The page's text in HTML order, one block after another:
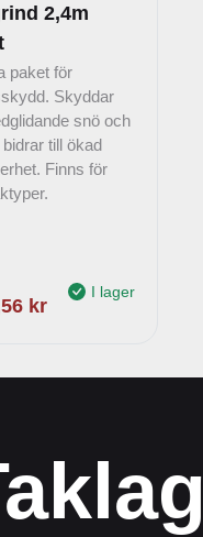
2,4m
paket för
Skyddar
snö och
till ökad
Finns för
kr
I lager